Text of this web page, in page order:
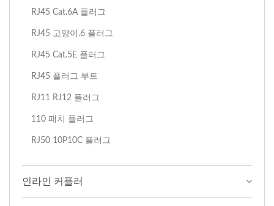
RJ45 Cat.6A 플러그
RJ45 고양이.6 플러그
RJ45 Cat.5E 플러그
RJ45 플러그 부트
RJ11 RJ12 플러그
110 패치 플러그
RJ50 10P10C 플러그
인라인 커플러